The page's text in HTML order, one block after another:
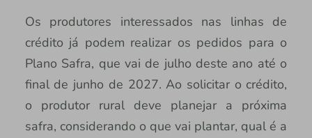
Os produtores interessados nas linhas de
crédito já podem realizar os pedidos para o
Plano Safra, que vai de julho deste ano até o
final de junho de 2027. Ao solicitar o crédito,
o produtor rural deve planejar a próxima
safra, considerando o que vai plantar, qual é a